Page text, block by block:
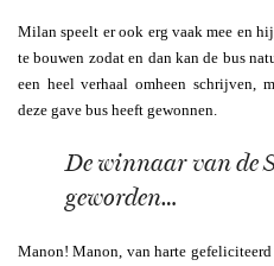
Milan speelt er ook erg vaak mee en
te bouwen zodat en dan kan de bus
een heel verhaal omheen schrijven,
deze gave bus heeft gewonnen.
De winnaar van de
geworden…
Manon! Manon, van harte